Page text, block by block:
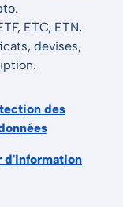
ETC, ETN,
devises,
des
d'information